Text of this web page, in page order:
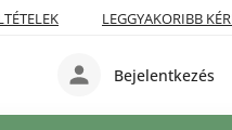
LEGGYAKORIBB
Bejelentkezés